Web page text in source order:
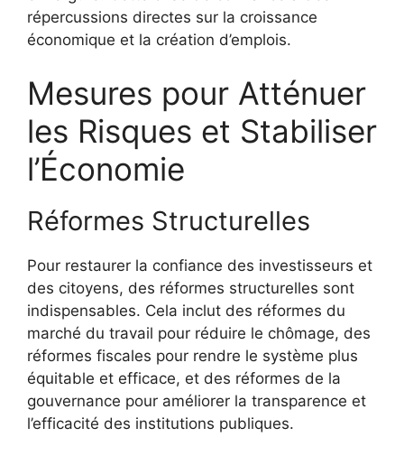
répercussions directes sur la croissance
économique et la création d’emplois.
Mesures pour Atténuer
les Risques et Stabiliser
l’Économie
Réformes Structurelles
Pour restaurer la confiance des investisseurs et
des citoyens, des réformes structurelles sont
indispensables. Cela inclut des réformes du
marché du travail pour réduire le chômage, des
réformes fiscales pour rendre le système plus
équitable et efficace, et des réformes de la
gouvernance pour améliorer la transparence et
l’efficacité des institutions publiques.